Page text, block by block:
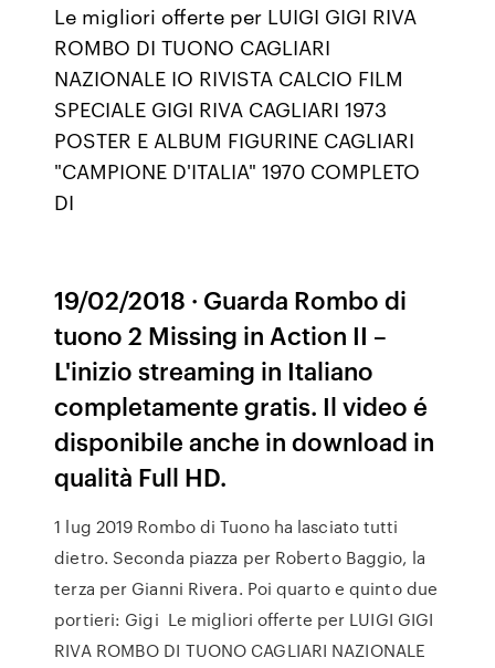
Le migliori offerte per LUIGI GIGI RIVA
ROMBO DI TUONO CAGLIARI
NAZIONALE IO RIVISTA CALCIO FILM
SPECIALE GIGI RIVA CAGLIARI 1973
POSTER E ALBUM FIGURINE CAGLIARI
"CAMPIONE D'ITALIA" 1970 COMPLETO
DI
19/02/2018 · Guarda Rombo di
tuono 2 Missing in Action II –
L'inizio streaming in Italiano
completamente gratis. Il video é
disponibile anche in download in
qualità Full HD.
1 lug 2019 Rombo di Tuono ha lasciato tutti
dietro. Seconda piazza per Roberto Baggio, la
terza per Gianni Rivera. Poi quarto e quinto due
portieri: Gigi Le migliori offerte per LUIGI GIGI
RIVA ROMBO DI TUONO CAGLIARI NAZIONALE